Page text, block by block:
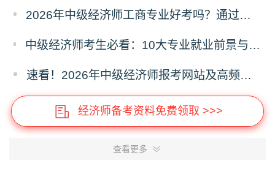
2026年中级经济师工商专业好考吗？通过率与备考攻略分析
中级经济师考生必看：10大专业就业前景与难度测评（附选专业口诀）
速看！2026年中级经济师报考网站及高频问题汇总
经济师备考资料免费领取 >>>
查看更多